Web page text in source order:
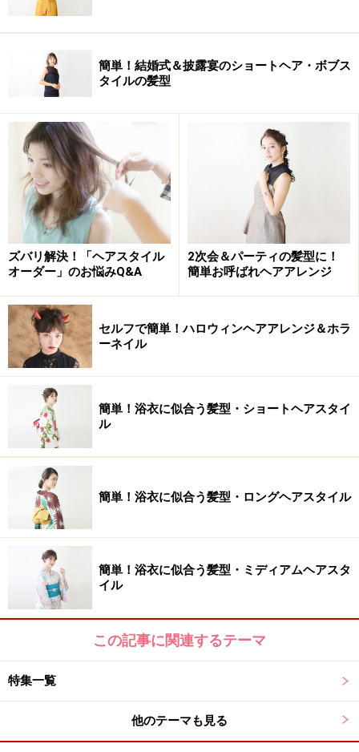
簡単！結婚式＆披露宴のショートヘア・ボブス
タイルの髪型
ズバリ解決！「ヘアスタイル
オーダー」のお悩みQ&A
2次会＆パーティの髪型に！
簡単お呼ばれヘアアレンジ
セルフで簡単！ハロウィンヘアアレンジ＆ホラ
ーネイル
簡単！浴衣に似合う髪型・ショートヘアスタイ
ル
簡単！浴衣に似合う髪型・ロングヘアスタイル
簡単！浴衣に似合う髪型・ミディアムヘアスタ
イル
この記事に関連するテーマ
特集一覧
他のテーマも見る